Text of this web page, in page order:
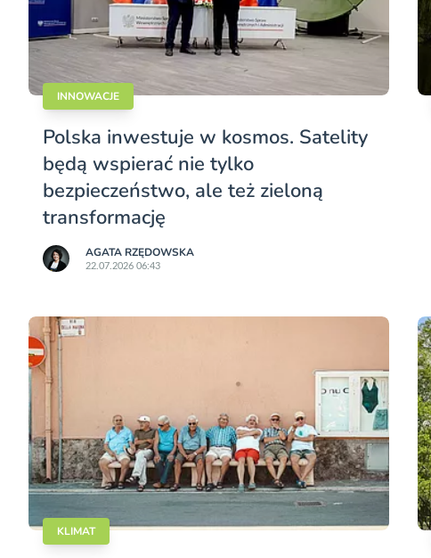
INNOWACJE
Polska inwestuje w kosmos. Satelity
będą wspierać nie tylko
bezpieczeństwo, ale też zieloną
transformację
AGATA RZĘDOWSKA
22.07.2026 06:43
KLIMAT